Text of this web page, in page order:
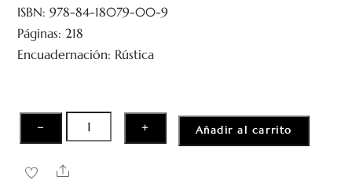
d
o
c
o
5
ISBN: 978-84-18079-00-9
Páginas: 218
Encuadernación: Rústica
−
Estrés,
burnout
y
+ Añadir al carrito
Share